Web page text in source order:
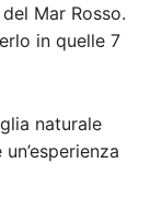
Mar Rosso.
in quelle 7
naturale